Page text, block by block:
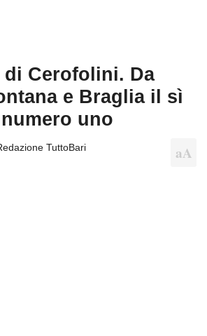
Cerofolini. Da
e Braglia il sì
uno
TuttoBari